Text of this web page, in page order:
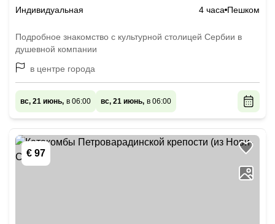
Индивидуальная 4 часа Пешком
Подробное знакомство с культурной столицей Сербии в
душевной компании
в центре города
вс, 21 июнь, в 06:00 вс, 21 июнь, в 06:00
€ 97